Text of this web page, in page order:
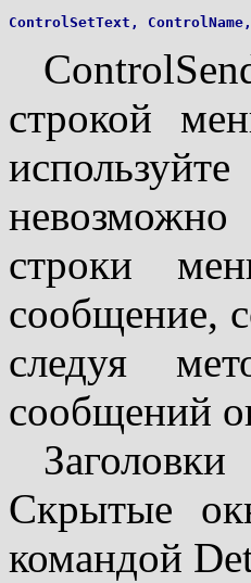
строкой
строки
сообщение,
следуя
сообщений
Скрытые
командой